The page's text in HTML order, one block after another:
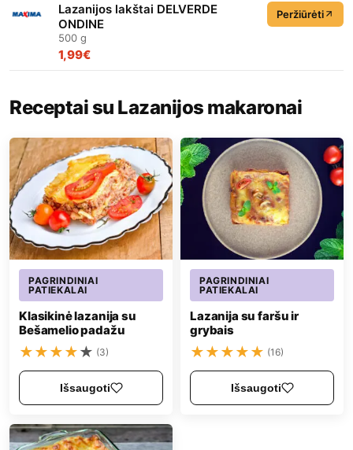
Lazanijos lakštai DELVERDE
ONDINE
500 g
1,99€
Peržiūrėti
Receptai su Lazanijos makaronai
PAGRINDINIAI
PATIEKALAI
Klasikinė lazanija su
Bešamelio padažu
★★★★★ (3)
Išsaugoti
PAGRINDINIAI
PATIEKALAI
Lazanija su faršu ir
grybais
★★★★★ (16)
Išsaugoti